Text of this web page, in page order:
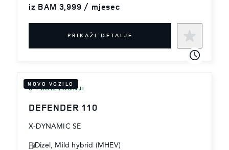
iz BAM 3,999 / mjesec
PRIKAŽI DETALJE
NOVO VOZILO
U PROIZVODNJI
DEFENDER 110
X-DYNAMIC SE
Dizel, Mild hybrid (MHEV)